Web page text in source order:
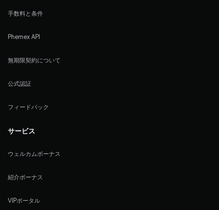
手数料と条件
Phemex API
無期限契約について
公式認証
フィードバック
サービス
ウェルカムボーナス
紹介ボーナス
VIPポータル